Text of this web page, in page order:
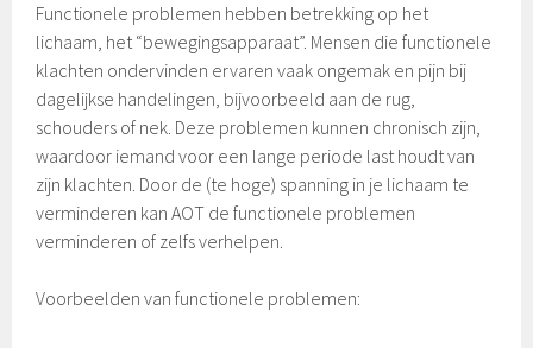
Functionele problemen hebben betrekking op het
lichaam, het “bewegingsapparaat”. Mensen die functionele
klachten ondervinden ervaren vaak ongemak en pijn bij
dagelijkse handelingen, bijvoorbeeld aan de rug,
schouders of nek. Deze problemen kunnen chronisch zijn,
waardoor iemand voor een lange periode last houdt van
zijn klachten. Door de (te hoge) spanning in je lichaam te
verminderen kan AOT de functionele problemen
verminderen of zelfs verhelpen.
Voorbeelden van functionele problemen: